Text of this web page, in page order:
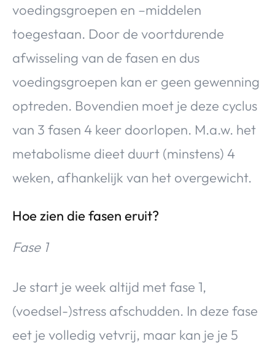
voedingsgroepen en –middelen
toegestaan. Door de voortdurende
afwisseling van de fasen en dus
voedingsgroepen kan er geen gewenning
optreden. Bovendien moet je deze cyclus
van 3 fasen 4 keer doorlopen. M.a.w. het
metabolisme dieet duurt (minstens) 4
weken, afhankelijk van het overgewicht.
Hoe zien die fasen eruit?
Fase 1
Je start je week altijd met fase 1,
(voedsel-)stress afschudden. In deze fase
eet je volledig vetvrij, maar kan je je 5